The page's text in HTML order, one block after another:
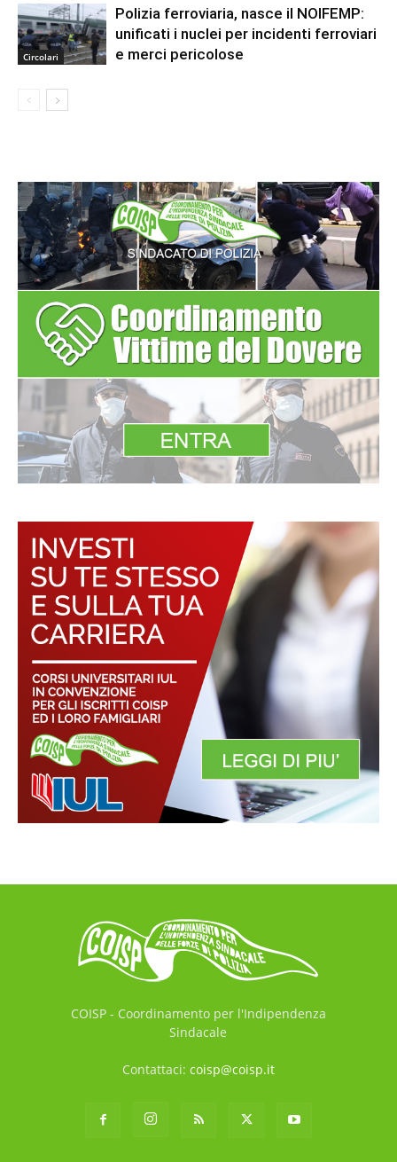
Circolari
Polizia ferroviaria, nasce il NOIFEMP:
unificati i nuclei per incidenti ferroviari
e merci pericolose
COISP - Coordinamento per l'Indipendenza
Sindacale
Contattaci: coisp@coisp.it